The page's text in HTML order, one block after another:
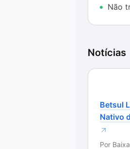
minutos
Não
Notícias
Betsul
Nativo
Por